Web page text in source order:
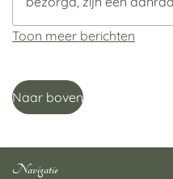
Toon meer berichten
Naar boven
Navigatie